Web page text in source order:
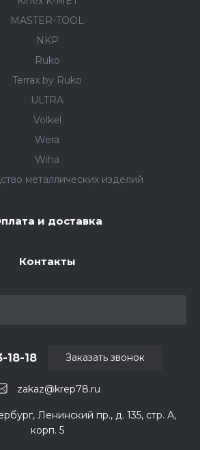
MASTER-TOOL
NKP
Ruko
Terrax by Ruko
ULTRA
Volkel
Wera
Wiha
металлических изделий
и доставка
Контакты
zakaz@krep78.ru
18-18
Ленинский пр., д. 135, стр. А,
корп. 5
Заказать звонок